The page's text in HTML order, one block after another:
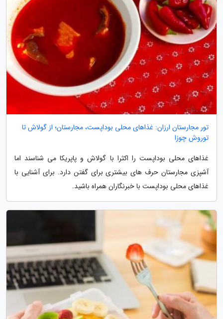
تور مجارستان ارزان: غذاهای محلی بوداپست، مجارستان؛ از گولاش تا
توروش چوزا
غذاهای محلی بوداپست را اکثرا با گولاش و پاپریکا می شناسند اما
آشپزی مجارستان حرف های بیشتری برای گفتن دارد. برای آشنایی با
غذاهای محلی بوداپست با خبرنگاران همراه باشید.